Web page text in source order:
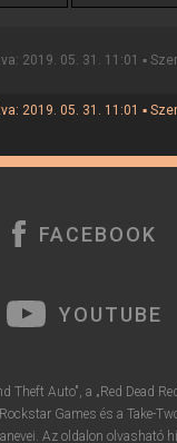
2019. 05. 31. 11:01 ▪
2019. 05. 31. 11:01 ▪
FACEBOOK
YOUTUBE
Theft Auto", a „Red Dead
Games és a Take-
Az oldalon olvasható